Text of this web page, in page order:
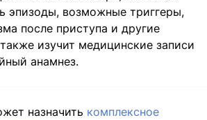
эпизоды, возможные триггеры,
после приступа и другие
изучит медицинские записи
анамнез.
назначить комплексное